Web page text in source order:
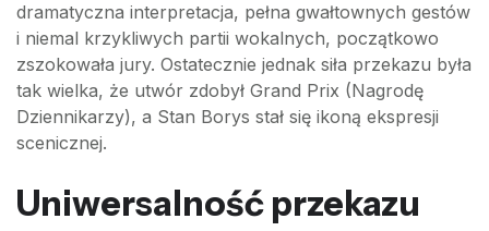
dramatyczna interpretacja, pełna gwałtownych gestów
i niemal krzykliwych partii wokalnych, początkowo
zszokowała jury. Ostatecznie jednak siła przekazu była
tak wielka, że utwór zdobył Grand Prix (Nagrodę
Dziennikarzy), a Stan Borys stał się ikoną ekspresji
scenicznej.
Uniwersalność przekazu